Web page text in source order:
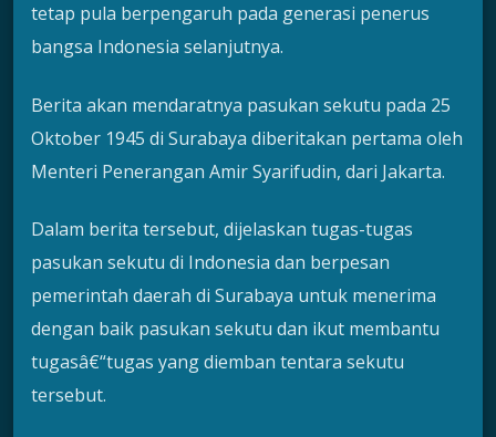
tetap pula berpengaruh pada generasi penerus
bangsa Indonesia selanjutnya.
Berita akan mendaratnya pasukan sekutu pada 25
Oktober 1945 di Surabaya diberitakan pertama oleh
Menteri Penerangan Amir Syarifudin, dari Jakarta.
Dalam berita tersebut, dijelaskan tugas-tugas
pasukan sekutu di Indonesia dan berpesan
pemerintah daerah di Surabaya untuk menerima
dengan baik pasukan sekutu dan ikut membantu
tugasâ€“tugas yang diemban tentara sekutu
tersebut.